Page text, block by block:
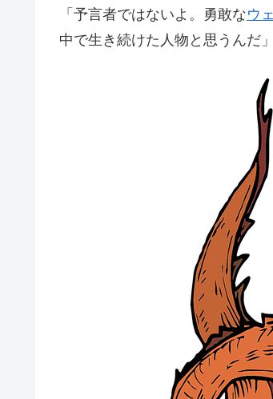
「予言者ではないよ。勇敢なウ
中で生き続けた人物と思うんだ」